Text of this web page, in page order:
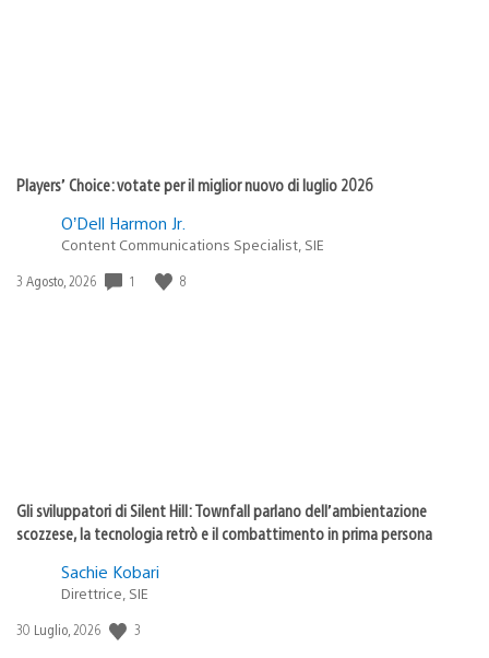
Players’ Choice: votate per il miglior nuovo di luglio 2026
O’Dell Harmon Jr.
Content Communications Specialist, SIE
Data
3 Agosto, 2026 1 8
Gli sviluppatori di Silent Hill: Townfall parlano dell’ambientazione
scozzese, la tecnologia retrò e il combattimento in prima persona
Sachie Kobari
Direttrice, SIE
Data
30 Luglio, 2026 3